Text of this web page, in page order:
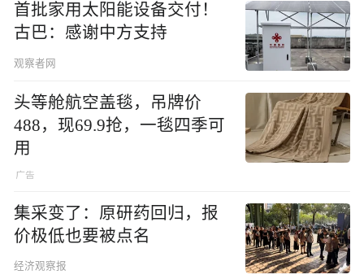
首批家用太阳能设备交付！
古巴：感谢中方支持
观察者网
头等舱航空盖毯，吊牌价
488，现69.9抢，一毯四季可
用
集采变了：原研药回归，报
价极低也要被点名
经济观察报